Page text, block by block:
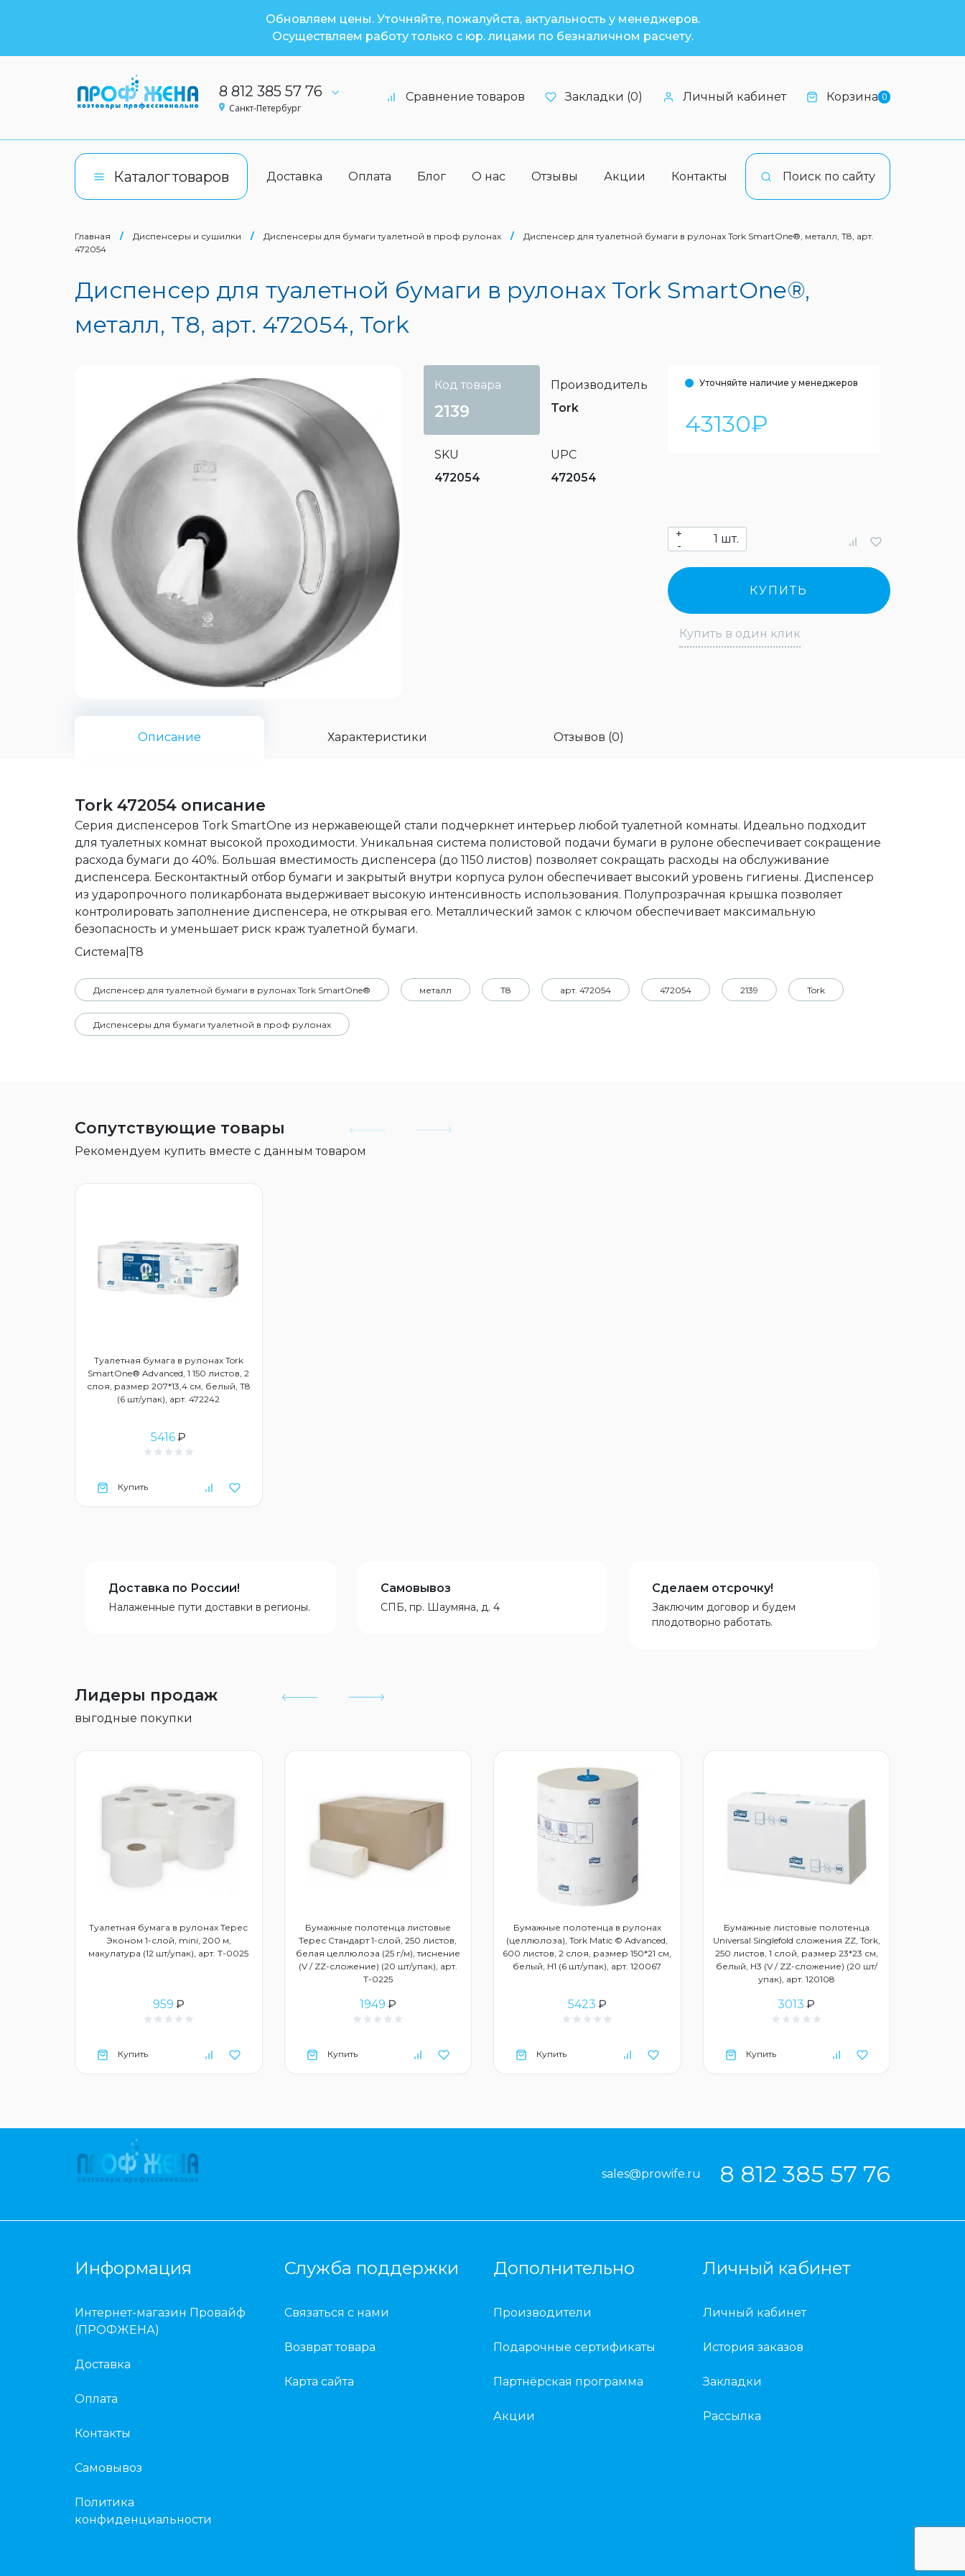
Обновляем цены. Уточняйте, пожалуйста, актуальность у менеджеров.
Осуществляем работу только с юр. лицами по безналичном расчету.
8 812 385 57 76
Санкт-Петербург
Сравнение товаров Закладки (0) Личный кабинет Корзина 0
Поиск по сайту
Каталогтоваров Доставка Оплата Блог О нас Отзывы Акции Контакты
Главная / Диспенсеры и сушилки / Диспенсеры для бумаги туалетной в проф рулонах /
Диспенсер для туалетной бумаги в рулонах Tork SmartOne®, металл, Т8, арт.
472054
Диспенсер для туалетной бумаги в рулонах Tork SmartOne®,
металл, Т8, арт. 472054, Tork
Код товара
2139
Производитель
Tork
SKU
472054
UPC
472054
Уточняйте наличие у менеджеров
43130₽
+
-
шт.
КУПИТЬ
Купить в один клик
Описание Характеристики Отзывов (0)
Tork 472054 описание
Серия диспенсеров Tork SmartOne из нержавеющей стали подчеркнет интерьер любой туалетной комнаты. Идеально подходит
для туалетных комнат высокой проходимости. Уникальная система полистовой подачи бумаги в рулоне обеспечивает сокращение
расхода бумаги до 40%. Большая вместимость диспенсера (до 1150 листов) позволяет сокращать расходы на обслуживание
диспенсера. Бесконтактный отбор бумаги и закрытый внутри корпуса рулон обеспечивает высокий уровень гигиены. Диспенсер
из ударопрочного поликарбоната выдерживает высокую интенсивность использования. Полупрозрачная крышка позволяет
контролировать заполнение диспенсера, не открывая его. Металлический замок с ключом обеспечивает максимальную
безопасность и уменьшает риск краж туалетной бумаги.
Система|Т8
Диспенсер для туалетной бумаги в рулонах Tork SmartOne® металл Т8 арт. 472054 472054 2139 Tork
Диспенсеры для бумаги туалетной в проф рулонах
Сопутствующие товары
Рекомендуем купить вместе с данным товаром
Туалетная бумага в рулонах Tork
SmartOne® Advanced, 1 150 листов, 2
слоя, размер 207*13,4 см, белый, Т8
(6 шт/упак), арт. 472242
5416₽
Купить
Доставка по России!
Налаженные пути доставки в регионы.
Самовывоз
СПБ, пр. Шаумяна, д. 4
Сделаем отсрочку!
Заключим договор и будем
плодотворно работать.
Лидеры продаж
выгодные покупки
Туалетная бумага в рулонах Терес
Эконом 1-слой, mini, 200 м,
макулатура (12 шт/упак), арт. Т-0025
959 ₽
Купить
Бумажные полотенца листовые
Терес Стандарт 1-слой, 250 листов,
белая целлюлоза (25 г/м), тиснение
(V / ZZ-сложение) (20 шт/упак), арт.
Т-0225
1949 ₽
Купить
Бумажные полотенца в рулонах
(целлюлоза), Tork Matic © Advanced,
600 листов, 2 слоя, размер 150*21 см,
белый, Н1 (6 шт/упак), арт. 120067
5423 ₽
Купить
Бумажные листовые полотенца
Universal Singlefold сложения ZZ, Tork,
250 листов, 1 слой, размер 23*23 см,
белый, Н3 (V / ZZ-сложение) (20 шт/
упак), арт. 120108
3013 ₽
Купить
sales@prowife.ru 8 812 385 57 76
Информация
Интернет-магазин Провайф
(ПРОФЖЕНА)
Доставка
Оплата
Контакты
Самовывоз
Политика
конфиденциальности
Служба поддержки
Связаться с нами
Возврат товара
Карта сайта
Дополнительно
Производители
Подарочные сертификаты
Партнёрская программа
Акции
Личный кабинет
Личный кабинет
История заказов
Закладки
Рассылка